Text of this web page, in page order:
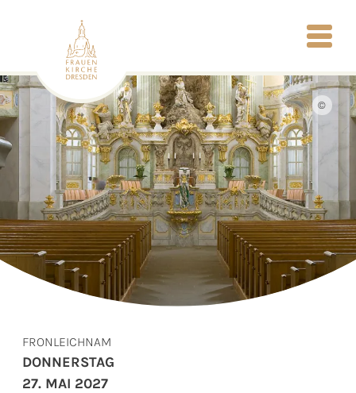
©
FRONLEICHNAM
DONNERSTAG
27. MAI 2027